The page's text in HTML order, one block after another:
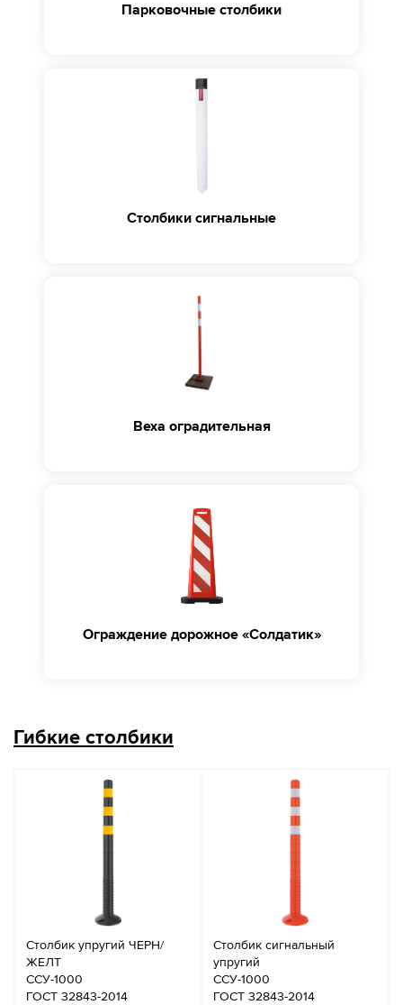
Парковочные столбики
Столбики сигнальные
Веха оградительная
Ограждение дорожное «Солдатик»
Гибкие столбики
Столбик упругий ЧЕРН/
ЖЕЛТ
ССУ-1000
ГОСТ 32843-2014
Столбик сигнальный
упругий
ССУ-1000
ГОСТ 32843-2014